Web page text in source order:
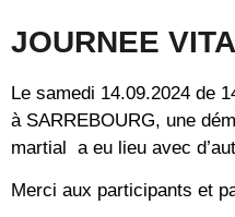
JOURNEE
Le samedi 14.09.2024 de
à SARREBOURG, une
martial a eu lieu avec
Merci aux participants et